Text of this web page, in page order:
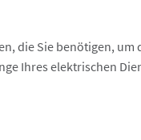
die Sie benötigen, um
Ihres elektrischen